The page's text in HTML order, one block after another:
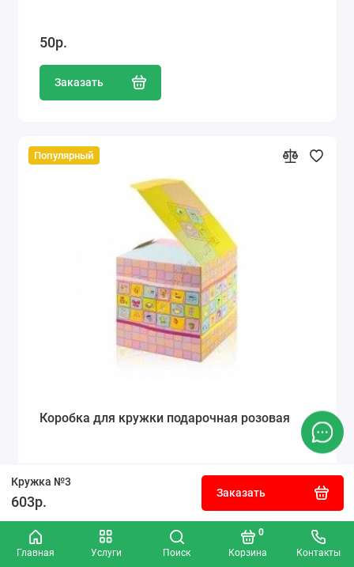
Главная Услуги Поиск Корзина
0
Контакты
Кружка №3
603р.
Заказать
50р.
Заказать
Популярный
Коробка для кружки подарочная розовая
50р.
Заказать